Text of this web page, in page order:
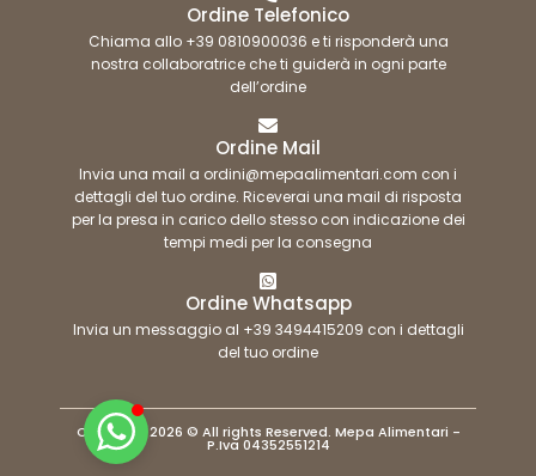
Ordine Telefonico
Chiama allo +39 0810900036 e ti risponderà una
nostra collaboratrice che ti guiderà in ogni parte
dell’ordine
Ordine Mail
Invia una mail a ordini@mepaalimentari.com con i
dettagli del tuo ordine. Riceverai una mail di risposta
per la presa in carico dello stesso con indicazione dei
tempi medi per la consegna
Ordine Whatsapp
Invia un messaggio al +39 3494415209 con i dettagli
del tuo ordine
Copyright 2026 © All rights Reserved. Mepa Alimentari -
P.Iva 04352551214